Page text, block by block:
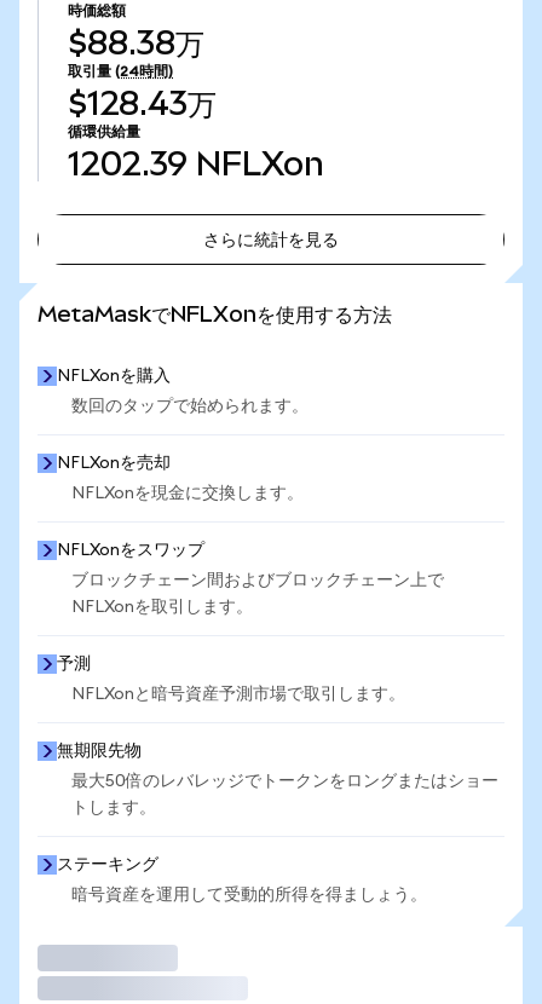
時価総額
$88.38万
取引量 (24時間)
$128.43万
循環供給量
1202.39 NFLXon
さらに統計を見る
MetaMaskでNFLXonを使用する方法
NFLXonを購入
数回のタップで始められます。
NFLXonを売却
NFLXonを現金に交換します。
NFLXonをスワップ
ブロックチェーン間およびブロックチェーン上で
NFLXonを取引します。
予測
NFLXonと暗号資産予測市場で取引します。
無期限先物
最大50倍のレバレッジでトークンをロングまたはショー
トします。
ステーキング
暗号資産を運用して受動的所得を得ましょう。